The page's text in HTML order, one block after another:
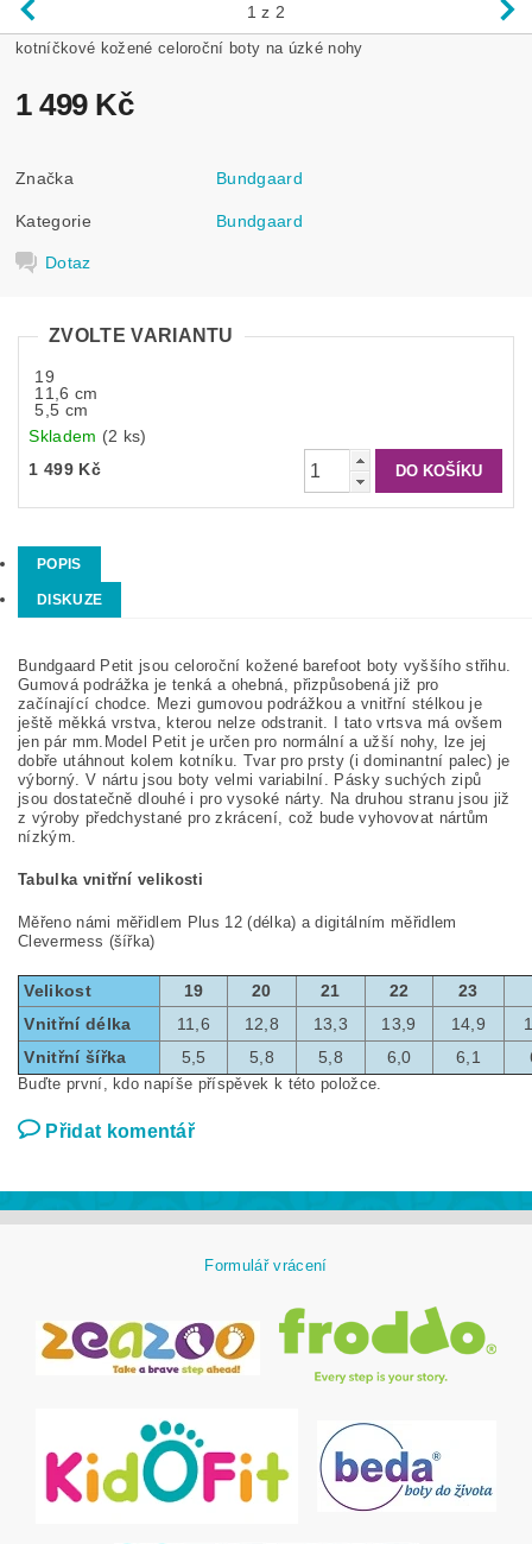
1 z 2
kotníčkové kožené celoroční boty na úzké nohy
1 499 Kč
Značka Bundgaard
Kategorie Bundgaard
Dotaz
ZVOLTE VARIANTU
19
11,6 cm
5,5 cm
Skladem (2 ks)
1 499 Kč
POPIS
DISKUZE
Bundgaard Petit jsou celoroční kožené barefoot boty vyššího střihu.
Gumová podrážka je tenká a ohebná, přizpůsobená již pro
začínající chodce. Mezi gumovou podrážkou a vnitřní stélkou je
ještě měkká vrstva, kterou nelze odstranit. I tato vrtsva má ovšem
jen pár mm.Model Petit je určen pro normální a užší nohy, lze jej
dobře utáhnout kolem kotníku. Tvar pro prsty (i dominantní palec) je
výborný. V nártu jsou boty velmi variabilní. Pásky suchých zipů
jsou dostatečně dlouhé i pro vysoké nárty. Na druhou stranu jsou již
z výroby předchystané pro zkrácení, což bude vyhovovat nártům
nízkým.
Tabulka vnitřní velikosti
Měřeno námi měřidlem Plus 12 (délka) a digitálním měřidlem
Clevermess (šířka)
Velikost 19 20 21 22 23
Vnitřní délka
11,6 12,8 13,3 13,9 14,9
Vnitřní šířka
5,5 5,8 5,8 6,0 6,1
Buďte první, kdo napíše příspěvek k této položce.
Přidat komentář
Formulář vrácení